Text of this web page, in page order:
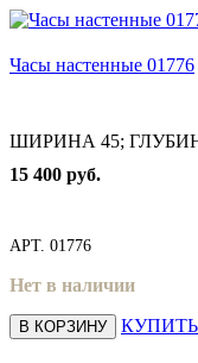
Часы настенные 01776
ШИРИНА 45;
15 400 руб.
АРТ. 01776
Нет в наличии
В КОРЗИНУ